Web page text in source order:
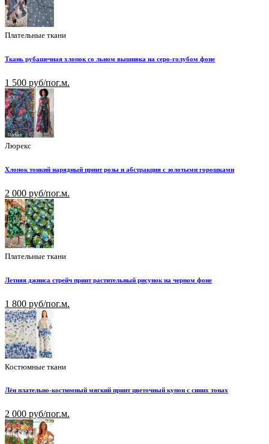
Плательные ткани
Ткань рубашечная хлопок со льном вышивка на серо-голубом фоне
1 500 руб/пог.м.
Люрекс
Хлопок тонкий нарядный принт розы и абстракция с золотыми горошками
2 000 руб/пог.м.
Плательные ткани
Летняя джинса стрейч принт растительный рисунок на черном фоне
1 800 руб/пог.м.
Костюмные ткани
Лён плательно-костюмный мягкий принт цветочный купон с синих тонах
2 000 руб/пог.м.